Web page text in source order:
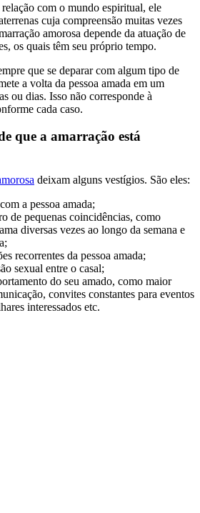
com o mundo espiritual, ele
cuja compreensão muitas vezes
amorosa depende da atuação de
os quais têm seu próprio tempo.
que se deparar com algum tipo de
a volta da pessoa amada em um
ou dias. Isso não corresponde à
cada caso.
que a amarração está
deixam alguns vestígios. São eles:
a pessoa amada;
de pequenas coincidências, como
diversas vezes ao longo da semana e
recorrentes da pessoa amada;
sexual entre o casal;
do seu amado, como maior
convites constantes para eventos
interessados etc.